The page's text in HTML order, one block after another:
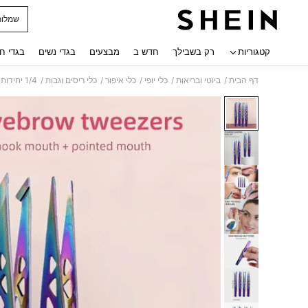
קטגוריות רק בשבילך חדש ב מבצעים בגדי נשים בגדי
דף הבית / ביוטי ובריאות / כלי יופי / כלי איפור / כלי ריסים וגבות / 1/4 יחידות קשת טיטניום סגסוגת נירוסטה חלולה מגדל אייפל פינצטה סט גבות זמירה, פינצטה להסרת שיער בגבות, מתנת חג ההודיה מושלמת